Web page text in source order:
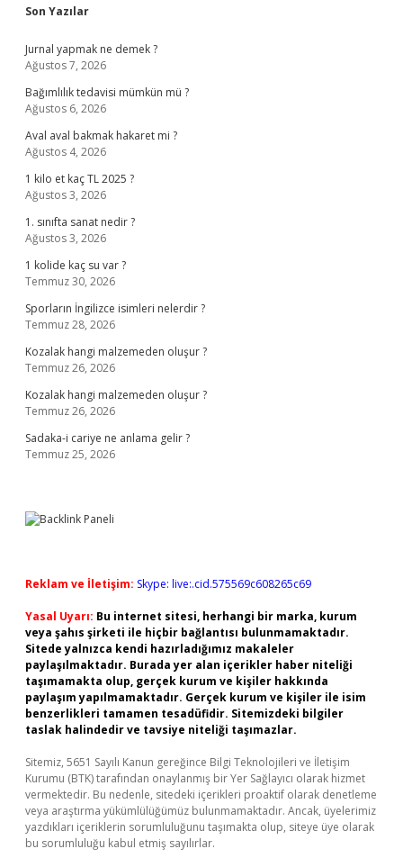
Sidebar
Son Yazılar
Jurnal yapmak ne demek ?
Ağustos 7, 2026
Bağımlılık tedavisi mümkün mü ?
Ağustos 6, 2026
Aval aval bakmak hakaret mi ?
Ağustos 4, 2026
1 kilo et kaç TL 2025 ?
Ağustos 3, 2026
1. sınıfta sanat nedir ?
Ağustos 3, 2026
1 kolide kaç su var ?
Temmuz 30, 2026
Sporların İngilizce isimleri nelerdir ?
Temmuz 28, 2026
Kozalak hangi malzemeden oluşur ?
Temmuz 26, 2026
Kozalak hangi malzemeden oluşur ?
Temmuz 26, 2026
Sadaka-i cariye ne anlama gelir ?
Temmuz 25, 2026
Reklam ve İletişim: Skype: live:.cid.575569c608265c69
Yasal Uyarı: Bu internet sitesi, herhangi bir marka, kurum
veya şahıs şirketi ile hiçbir bağlantısı bulunmamaktadır.
Sitede yalnızca kendi hazırladığımız makaleler
paylaşılmaktadır. Burada yer alan içerikler haber niteliği
taşımamakta olup, gerçek kurum ve kişiler hakkında
paylaşım yapılmamaktadır. Gerçek kurum ve kişiler ile isim
benzerlikleri tamamen tesadüfidir. Sitemizdeki bilgiler
taslak halindedir ve tavsiye niteliği taşımazlar.
Sitemiz, 5651 Sayılı Kanun gereğince Bilgi Teknolojileri ve İletişim
Kurumu (BTK) tarafından onaylanmış bir Yer Sağlayıcı olarak hizmet
vermektedir. Bu nedenle, sitedeki içerikleri proaktif olarak denetleme
veya araştırma yükümlülüğümüz bulunmamaktadır. Ancak, üyelerimiz
yazdıkları içeriklerin sorumluluğunu taşımakta olup, siteye üye olarak
bu sorumluluğu kabul etmiş sayılırlar.